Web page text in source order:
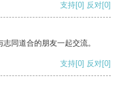
支持[0] 反对[0]
同道合的朋友一起交流。
支持[0] 反对[0]